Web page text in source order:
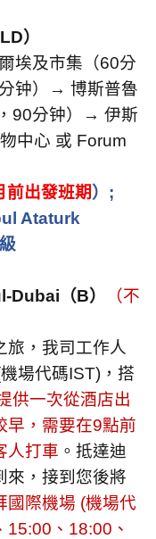
）
埃及市集（60分
分钟）→ 博斯普魯
90分钟）→ 伊斯
中心 或 Forum
前出發班期 ） ;
Ataturk
Dubai （B）
（不
旅，我司工作人
機場代碼IST) ，搭
供一次從酒店出
早，需要在9點前
人打車 。抵達迪
來，接到您後將
國際機場 (機場代
15:00 、 18:00 、